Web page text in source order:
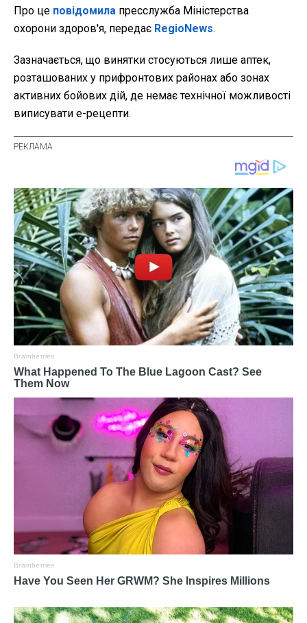
Про це повідомила пресслужба Міністерства
охорони здоров'я, передає RegioNews.
Зазначається, що винятки стосуються лише аптек,
розташованих у прифронтових районах або зонах
активних бойових дій, де немає технічної можливості
виписувати е-рецепти.